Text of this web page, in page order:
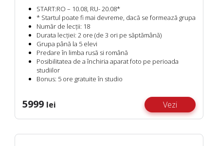
START:RO – 10.08, RU- 20.08*
* Startul poate fi mai devreme, dacă se formează grupa
Număr de lecții: 18
Durata lecției: 2 ore (de 3 ori pe săptămână)
Grupa până la 5 elevi
Predare în limba rusă si română
Posibilitatea de a închiria aparat foto pe perioada
studiilor
Bonus: 5 ore gratuite în studio
5999 lei Vezi